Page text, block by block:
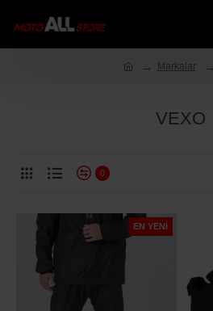
Markalar
VEXO
0
EN YENI